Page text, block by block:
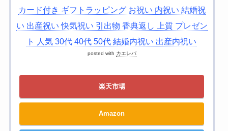
カード付き ギフトラッピング お祝い 内祝い 結婚祝
い 出産祝い 快気祝い 引出物 香典返し 上質 プレゼン
ト 人気 30代 40代 50代 結婚内祝い 出産内祝い
posted with カエレバ
楽天市場
Amazon